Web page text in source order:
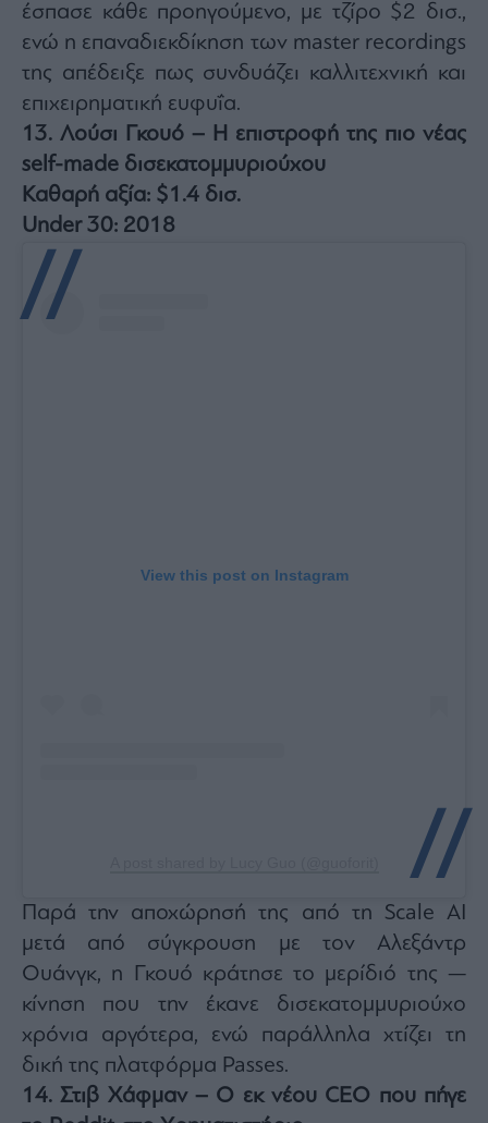
έσπασε κάθε προηγούμενο, με τζίρο $2 δισ.,
ενώ η επαναδιεκδίκηση των master recordings
της απέδειξε πως συνδυάζει καλλιτεχνική και
επιχειρηματική ευφυΐα.
13. Λούσι Γκουό – Η επιστροφή της πιο νέας
self-made δισεκατομμυριούχου
Καθαρή αξία: $1.4 δισ.
Under 30: 2018
View this post on Instagram
Παρά την αποχώρησή της από τη Scale AI
μετά από σύγκρουση με τον Αλεξάντρ
Ουάνγκ, η Γκουό κράτησε το μερίδιό της —
κίνηση που την έκανε δισεκατομμυριούχο
χρόνια αργότερα, ενώ παράλληλα χτίζει τη
δική της πλατφόρμα Passes.
14. Στιβ Χάφμαν – Ο εκ νέου CEO που πήγε